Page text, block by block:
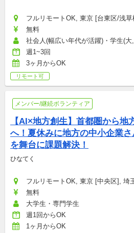
フルリモートOK, 東京 [台東区/浅
無料
社会人(幅広い年代が活躍)・学生(大
週1~3回
3ヶ月からOK
リモート可
メンバー/継続ボランティア
【AI×地方創生】首都圏から地
へ！夏休みに地方の中小企業さ
を舞台に課題解決！
ひなてく
フルリモートOK, 東京 [中央区], 埼
無料
大学生・専門学生
週1回からOK
1ヶ月からOK